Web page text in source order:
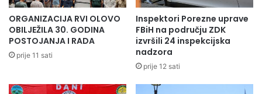
n
v
o
l
t
S
I
J
I
Z
H
ORGANIZACIJA RVI OLOVO
OBILJEŽILA 30. GODINA
POSTOJANJA I RADA
prije 11 sati
Inspektori Porezne uprave
FBiH na području ZDK
izvršili 24 inspekcijska
nadzora
prije 12 sati